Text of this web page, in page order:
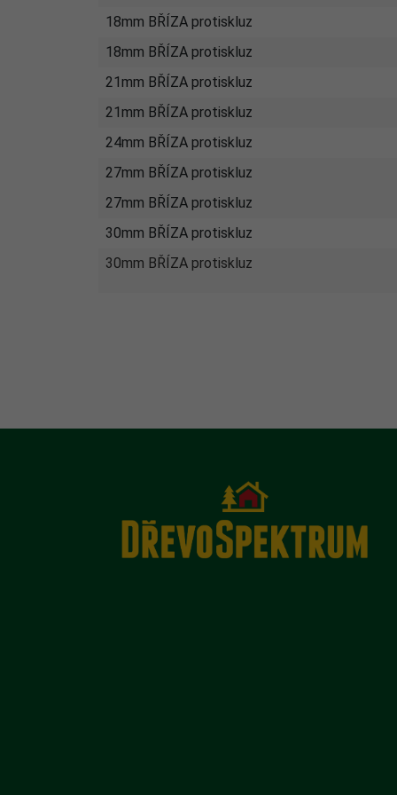
18mm BŘÍZA protiskluz
18mm BŘÍZA protiskluz
21mm BŘÍZA protiskluz
21mm BŘÍZA protiskluz
24mm BŘÍZA protiskluz
27mm BŘÍZA protiskluz
27mm BŘÍZA protiskluz
30mm BŘÍZA protiskluz
30mm BŘÍZA protiskluz